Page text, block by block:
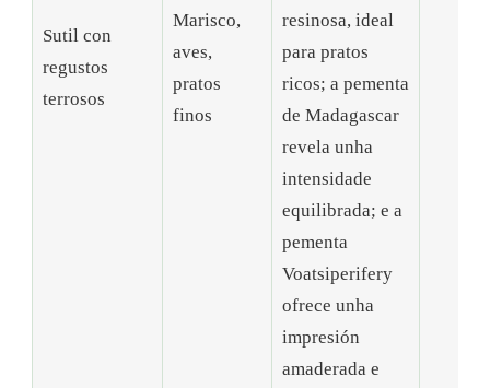
Sutil con
regustos
terrosos
Marisco,
aves,
pratos
finos
resinosa, ideal
para pratos
ricos; a pementa
de Madagascar
revela unha
intensidade
equilibrada; e a
pementa
Voatsiperifery
ofrece unha
impresión
amaderada e